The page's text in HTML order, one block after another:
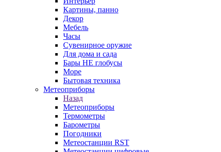
Картины, панно
Декор
Мебель
Часы
Сувенирное оружие
Для дома и сада
Бары НЕ глобусы
Море
Бытовая техника
Метеоприборы
Назад
Метеоприборы
Термометры
Барометры
Погодники
Метеостанции RST